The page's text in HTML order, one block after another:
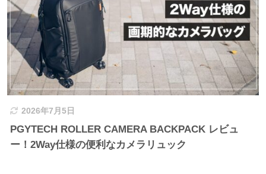
2026年7月5日
PGYTECH ROLLER CAMERA BACKPACK レビュ
ー！2Way仕様の便利なカメラリュック